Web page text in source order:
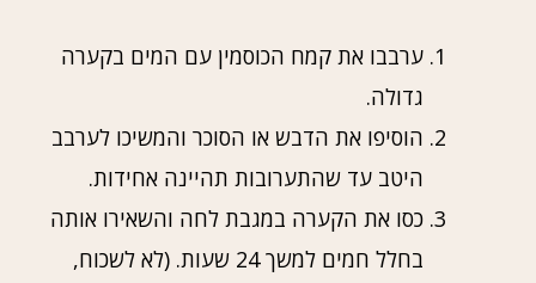
ערבבו את קמח הכוסמין עם המים בקערה
גדולה.
הוסיפו את הדבש או הסוכר והמשיכו לערבב
היטב עד שהתערובות תהיינה אחידות.
כסו את הקערה במגבת לחה והשאירו אותה
בחלל חמים למשך 24 שעות. (לא לשכוח,